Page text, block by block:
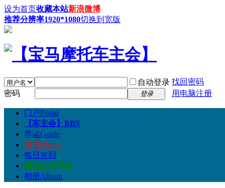
设为首页收藏本站新浪微博
推荐分辨率1920*1080切换到宽版
自动登录 找回密码
密码
登录 用电脑注册
门户Portal
【车主会】 BBS
导读Guide
微博Weibo
每日签到
微信公众平台
相册Album